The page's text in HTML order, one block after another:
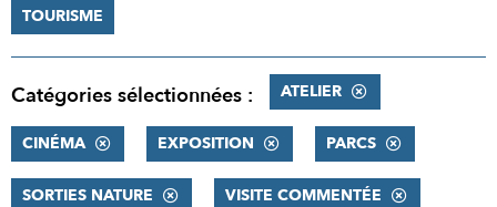
TOURISME
Catégories sélectionnées : ATELIER
CINÉMA EXPOSITION PARCS
SORTIES NATURE VISITE COMMENTÉE